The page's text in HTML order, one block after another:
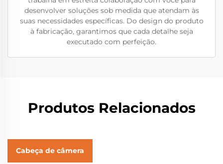
desenvolver soluções sob medida que atendam às
suas necessidades específicas. Do design do produto
à fabricação, garantimos que cada detalhe seja
executado com perfeição.
Produtos Relacionados
Cabeça de câmera